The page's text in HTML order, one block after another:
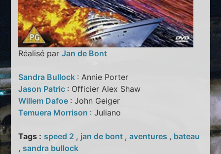
Réalisé parJan de Bont
Sandra Bullock : Annie Porter
Jason Patric : Officier Alex Shaw
Willem Dafoe : John Geiger
Temuera Morrison : Juliano
Tags : speed 2 , jan de bont ,aventures , bateau
, sandra bullock